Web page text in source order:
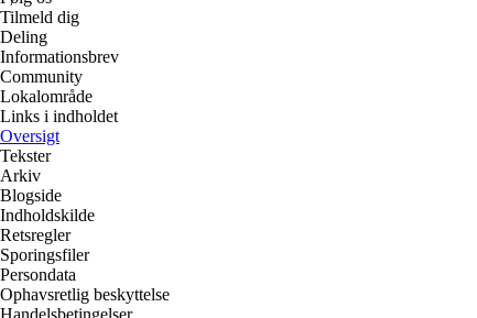
Tilmeld dig
Deling
Informationsbrev
Community
Lokalområde
Links i indholdet
Oversigt
Tekster
Arkiv
Blogside
Indholdskilde
Retsregler
Sporingsfiler
Persondata
Ophavsretlig beskyttelse
Handelsbetingelser